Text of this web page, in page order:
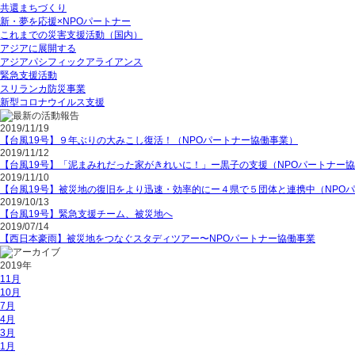
共還まちづくり
新・夢を応援×NPOパートナー
これまでの災害支援活動（国内）
アジアに展開する
アジアパシフィックアライアンス
緊急支援活動
スリランカ防災事業
新型コロナウイルス支援
2019/11/19
【台風19号】９年ぶりの大みこし復活！（NPOパートナー協働事業）
2019/11/12
【台風19号】「泥まみれだった家がきれいに！」ー黒子の支援（NPOパートナー協
2019/11/10
【台風19号】被災地の復旧をより迅速・効率的にー４県で５団体と連携中（NPO
2019/10/13
【台風19号】緊急支援チーム、被災地へ
2019/07/14
【西日本豪雨】被災地をつなぐスタディツアー〜NPOパートナー協働事業
2019年
11月
10月
7月
4月
3月
1月